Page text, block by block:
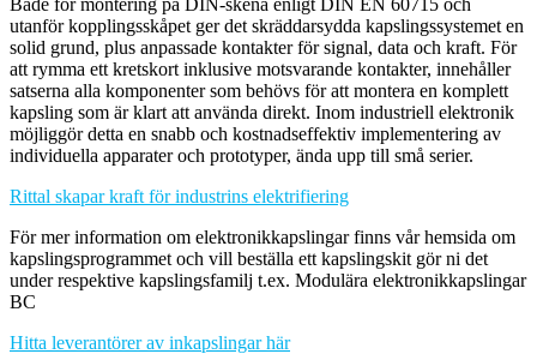
utanför kopplingsskåpet ger det skräddarsydda kapslingssystemet en
solid grund, plus anpassade kontakter för signal, data och kraft. För
att rymma ett kretskort inklusive motsvarande kontakter, innehåller
satserna alla komponenter som behövs för att montera en komplett
kapsling som är klart att använda direkt. Inom industriell elektronik
möjliggör detta en snabb och kostnadseffektiv implementering av
individuella apparater och prototyper, ända upp till små serier.
Rittal skapar kraft för industrins elektrifiering
För mer information om elektronikkapslingar finns vår hemsida om
kapslingsprogrammet och vill beställa ett kapslingskit gör ni det
under respektive kapslingsfamilj t.ex. Modulära elektronikkapslingar
BC
Hitta leverantörer av inkapslingar här